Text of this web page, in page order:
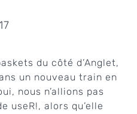
du côté d’Anglet,
un nouveau train en
nous n’allions pas
useR!, alors qu’elle